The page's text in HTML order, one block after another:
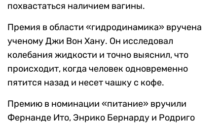
похвастаться наличием вагины.
Премия в области «гидродинамика» вручена
ученому Джи Вон Хану. Он исследовал
колебания жидкости и точно выяснил, что
происходит, когда человек одновременно
пятится назад и несет чашку с кофе.
Премию в номинации «питание» вручили
Фернанде Ито, Энрико Бернарду и Родриго